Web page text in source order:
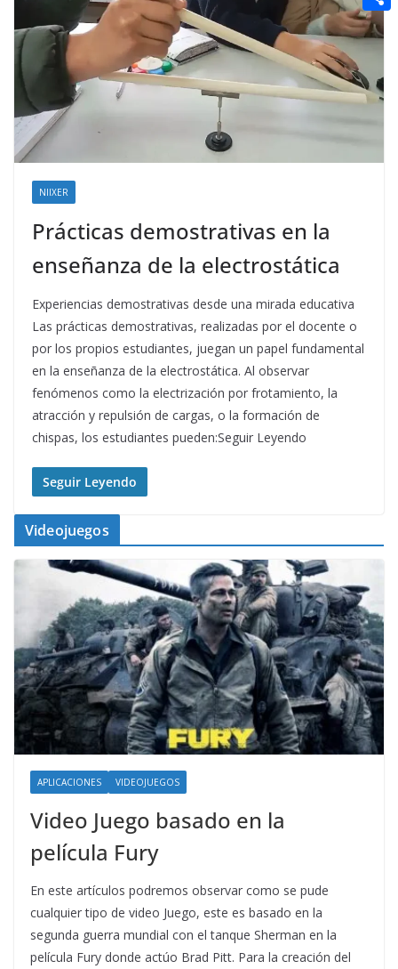
NIIXER
Prácticas demostrativas en la
enseñanza de la electrostática
Experiencias demostrativas desde una mirada educativa
Las prácticas demostrativas, realizadas por el docente o
por los propios estudiantes, juegan un papel fundamental
en la enseñanza de la electrostática. Al observar
fenómenos como la electrización por frotamiento, la
atracción y repulsión de cargas, o la formación de
chispas, los estudiantes pueden:Seguir Leyendo
Seguir Leyendo
Videojuegos
APLICACIONES VIDEOJUEGOS
Video Juego basado en la
película Fury
En este artículos podremos observar como se pude
cualquier tipo de video Juego, este es basado en la
segunda guerra mundial con el tanque Sherman en la
película Fury donde actúo Brad Pitt. Para la creación del
n
g
e
r
e
e
e
a
i
e
d
d
i
C
m
p
r